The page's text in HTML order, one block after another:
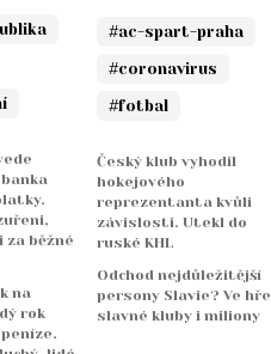
běžné
na
rok
#ac-spart-praha
#coronavirus
#fotbal
Český klub vyhodil
hokejového
reprezentanta kvůli
závislosti. Utekl do
ruské KHL
Odchod nejdůležitější
persony Slavie? Ve hře
slavné kluby i miliony